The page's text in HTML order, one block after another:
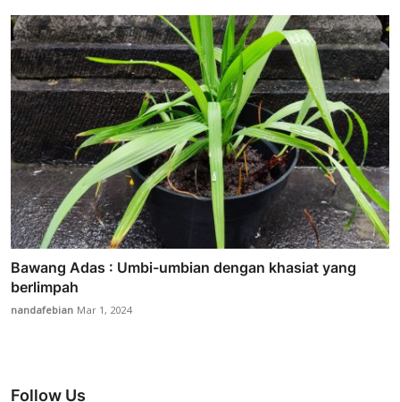
Bawang Adas : Umbi-umbian dengan khasiat yang
berlimpah
nandafebian Mar 1, 2024
Follow Us